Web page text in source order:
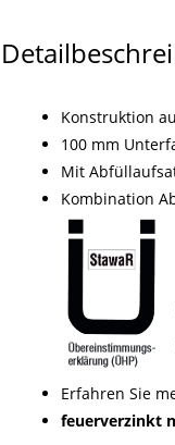
Konstruktion
100 mm
Mit
Kombination
Erfahren Sie
feuerverzinkt